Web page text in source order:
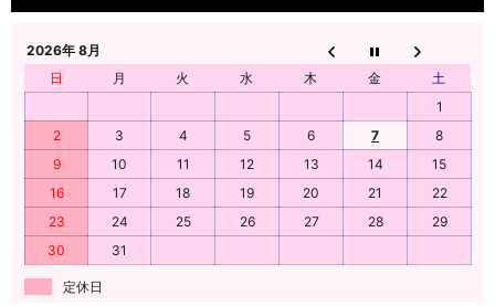
2026年 8月
日
月 火 水 木 金
土
1
2
3 4 5 6 7
8
9
10 11 12 13 14
15
16
17 18 19 20 21
22
23
24 25 26 27 28
29
30
31
定休日